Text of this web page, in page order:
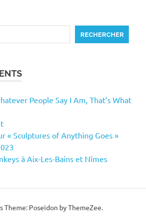
RECHERCHER
People Say I Am, That’s What
« Sculptures of Anything Goes »
à Aix-Les-Bains et Nîmes
Theme: Poseidon by ThemeZee.